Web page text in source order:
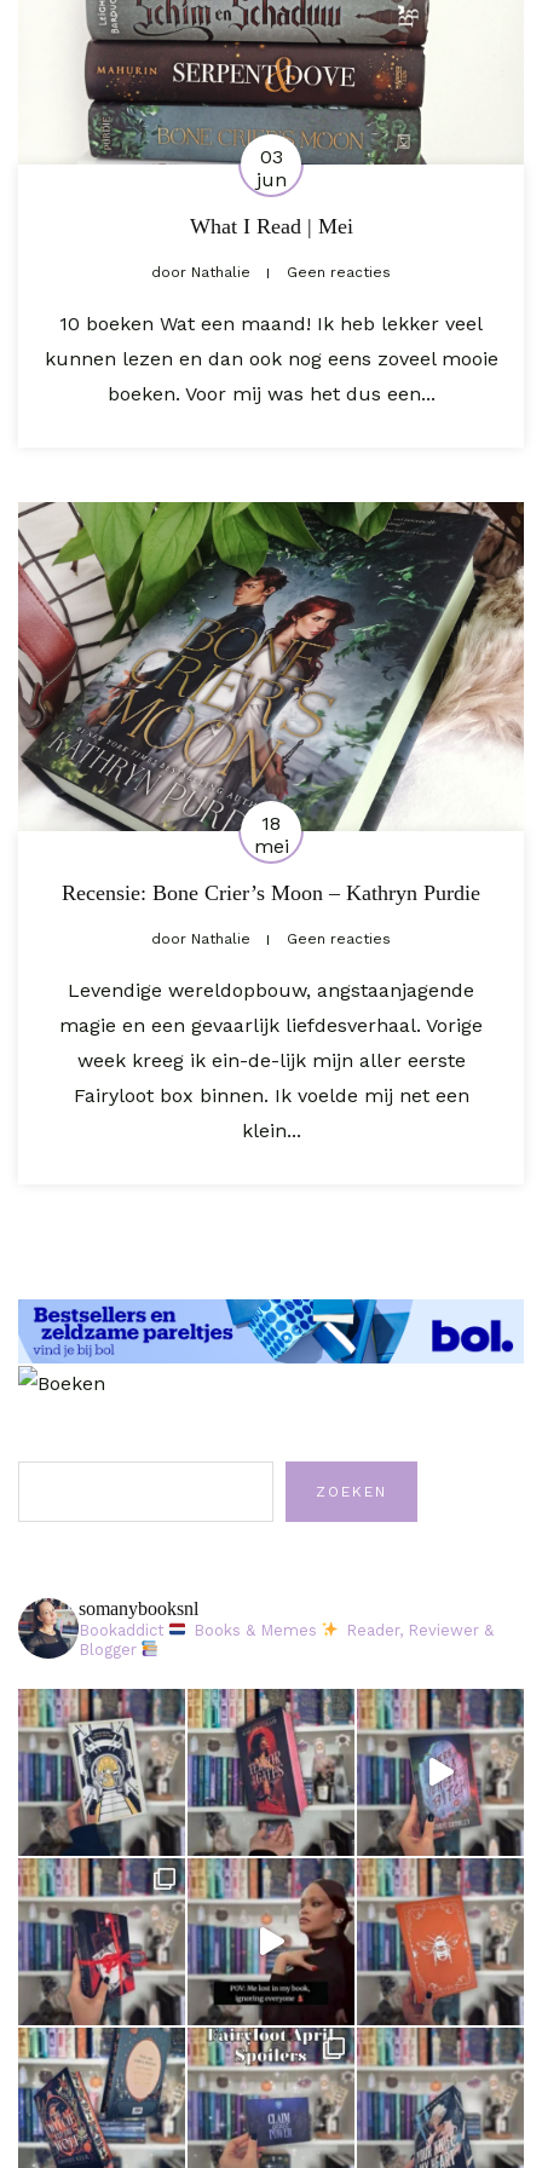
03
jun
What I Read | Mei
door Nathalie Geen reacties
10 boeken Wat een maand! Ik heb lekker veel
kunnen lezen en dan ook nog eens zoveel mooie
boeken. Voor mij was het dus een...
18
mei
Recensie: Bone Crier’s Moon – Kathryn Purdie
door Nathalie Geen reacties
Levendige wereldopbouw, angstaanjagende
magie en een gevaarlijk liefdesverhaal. Vorige
week kreeg ik ein-de-lijk mijn aller eerste
Fairyloot box binnen. Ik voelde mij net een
klein...
ZOEKEN
somanybooksnl
Bookaddict Books & Memes
Reader, Reviewer &
Blogger